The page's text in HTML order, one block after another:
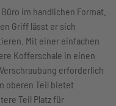
im handlichen Format.
Griff lässt er sich
Mit einer einfachen
Kofferschale in einen
erforderlich
oberen Teil bietet
Teil Platz für